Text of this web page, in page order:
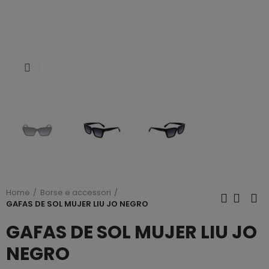
Home
Borse e accessori
GAFAS DE SOL MUJER LIU JO NEGRO
GAFAS DE SOL MUJER LIU JO
NEGRO